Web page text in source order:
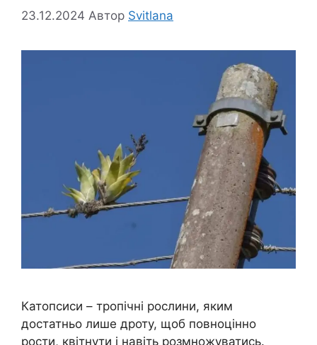
23.12.2024 Автор Svitlana
Катопсиси – тропічні рослини, яким
достатньо лише дроту, щоб повноцінно
рости, квітнути і навіть розмножуватись.